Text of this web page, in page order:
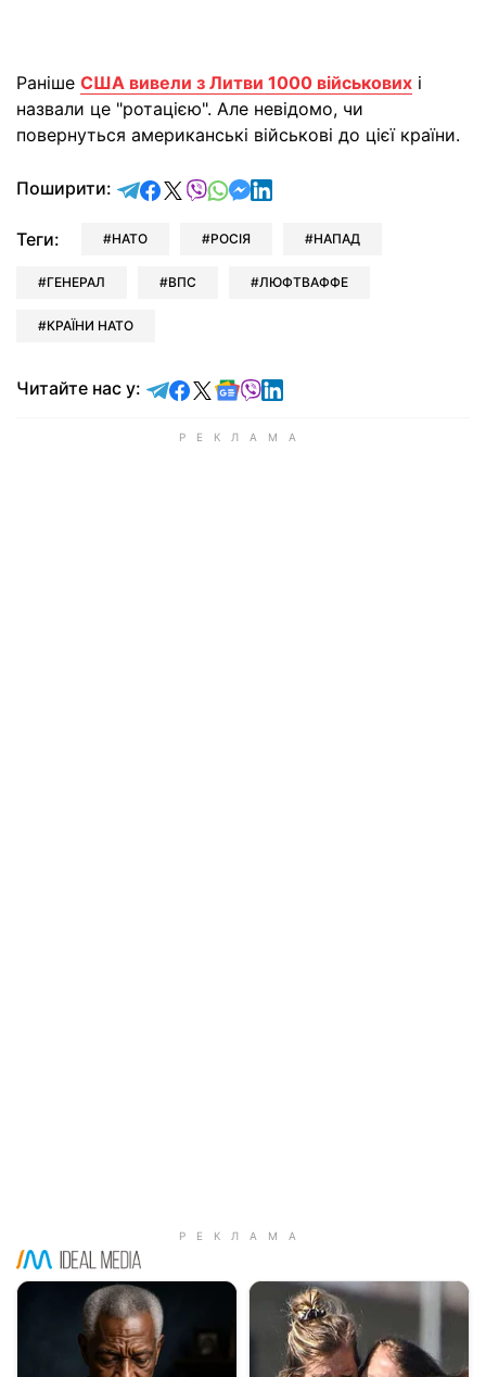
Раніше США вивели з Литви 1000 військових і
назвали це "ротацією". Але невідомо, чи
повернуться американські військові до цієї країни.
Поширити: відправити у Telegram
поділитись у Facebook
поділитись у X
відправити у Viber
відправити у Whatsapp
відправити у Messenger
відправити у LinkedIn
Теги: НАТО РОСІЯ НАПАД
ГЕНЕРАЛ ВПС ЛЮФТВАФФЕ
КРАЇНИ НАТО
Читайте нас у: Читайте у Telegram
Читайте у Facebook
Читайте у X
Читайте у Google news
Читайте у Viber
Читайте у LinkedIn